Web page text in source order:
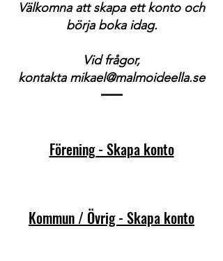
Välkomna att skapa ett konto och
börja boka idag.
Vid frågor,
kontaktamikael@malmoideella.se
Förening - Skapa konto
Kommun / Övrig - Skapa konto